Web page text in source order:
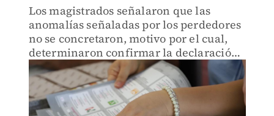
Los magistrados señalaron que las
anomalías señaladas por los perdedores
no se concretaron, motivo por el cual,
determinaron confirmar la declaración
de validez de las respectivas elecciones.